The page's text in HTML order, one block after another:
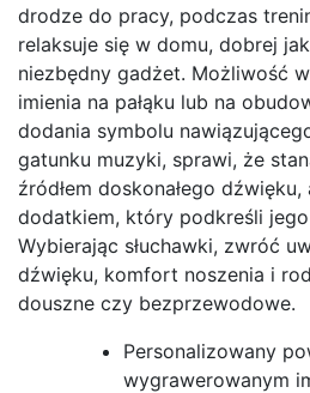
drodze do pracy, podczas
relaksuje się w domu, dobrej
niezbędny gadżet. Możliwość
imienia na pałąku lub na
dodania symbolu
gatunku muzyki, sprawi, że
źródłem doskonałego
dodatkiem, który podkreśli
Wybierając słuchawki, zwróć
dźwięku, komfort noszenia i
douszne czy bezprzewodowe.
Personalizowany
wygrawerowanym